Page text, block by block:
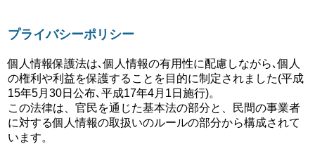
プライバシーポリシー
個人情報保護法は､個人情報の有用性に配慮しながら､個人
の権利や利益を保護することを目的に制定されました(平成
15年5月30日公布､平成17年4月1日施行)。
この法律は、官民を通じた基本法の部分と、民間の事業者
に対する個人情報の取扱いのルールの部分から構成されて
います。